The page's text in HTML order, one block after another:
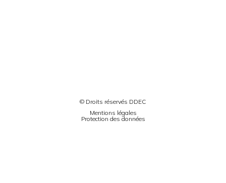
© Droits réservés DDEC
Mentions légales
Protection des données